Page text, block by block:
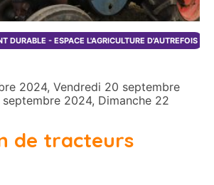
DURABLE - ESPACE L'AGRICULTURE D'AUTREFOIS
2024, Vendredi 20 septembre
2024, Dimanche 22
de tracteurs